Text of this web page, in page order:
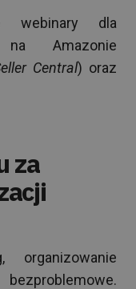
webinary dla
na Amazonie
Central) oraz
za
organizowanie